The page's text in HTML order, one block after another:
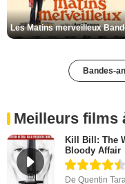
Bandes-
Meilleurs films
Kill Bill: The
Bloody Affair
De Quentin